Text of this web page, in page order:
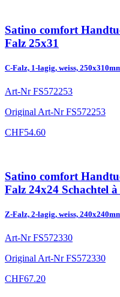
Satino comfort
Falz 25x31
C-Falz, 1-lagig, weiss,
Art-NrFS572253
Original Art-NrFS572253
CHF54.60
Satino comfort
Falz 24x24 Schachtel
Z-Falz, 2-lagig, weiss,
Art-NrFS572330
Original Art-NrFS572330
CHF67.20